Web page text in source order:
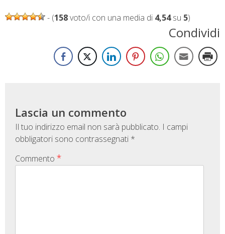
- (158voto/i con una media di 4,54su 5)
Condividi
Lascia un commento
Il tuo indirizzo email non sarà pubblicato. I campi
obbligatori sono contrassegnati *
Commento *